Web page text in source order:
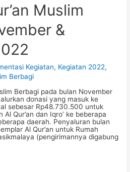
Muslim
&
Kegiatan, Kegiatan 2022,
Berbagi
Berbagi pada bulan November
donasi yang masuk ke
sebesar Rp48.730.500 untuk
Qur’an dan Iqro’ ke beberapa
daerah. Penyaluran bulan
Al Qur’an untuk Rumah
(pengirimannya digabung